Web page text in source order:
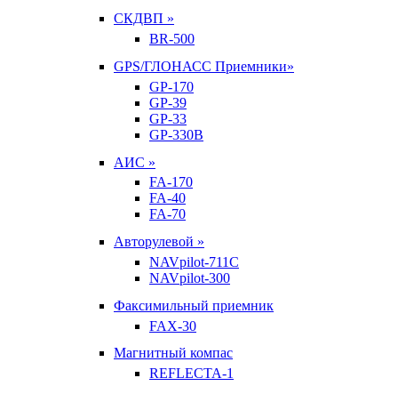
СКДВП »
BR-500
GPS/ГЛОНАСС Приемники»
GP-170
GP-39
GP-33
GP-330B
АИС »
FA-170
FA-40
FA-70
Авторулевой »
NAVpilot-711С
NAVpilot-300
Факсимильный приемник
FAX-30
Магнитный компас
REFLECTA-1